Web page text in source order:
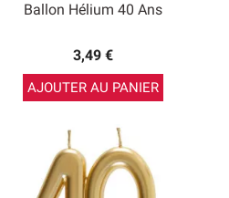
Ballon Hélium 40 Ans
3,49 €
AJOUTER AU PANIER